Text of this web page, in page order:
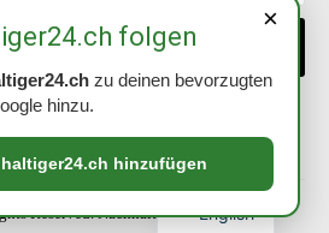
EINTRAGEN
und akzeptiert. Abmeldung ist
Reserved. Nachhaltiger24.ch
×
folgen
zu deinen bevorzugten
hinzu.
hinzufügen
English